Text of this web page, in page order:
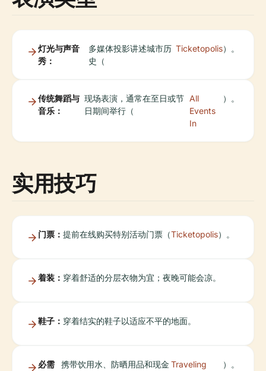
灯光与声音
秀：
多媒体投影讲述城市历
史（
Ticketopolis）。
传统舞蹈与
音乐：
现场表演，通常在至日或节
日期间举行（
All
Events
In
）。
实用技巧
门票： 提前在线购买特别活动门票（Ticketopolis）。
着装： 穿着舒适的分层衣物为宜；夜晚可能会凉。
鞋子： 穿着结实的鞋子以适应不平的地面。
必需
携带饮用水、防晒用品和现金 Traveling
）。